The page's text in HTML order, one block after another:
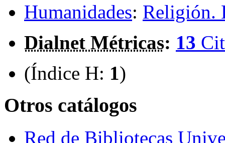
Humanidades: Religión.
Dialnet Métricas: 13
(Índice H: 1)
Otros catálogos
Red de Bibliotecas